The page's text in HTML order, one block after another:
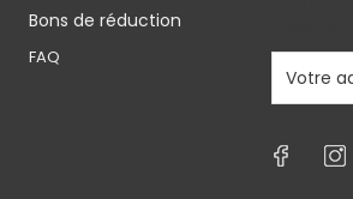
Bons de réduction
FAQ